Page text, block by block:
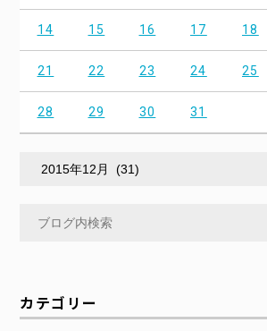
14 15 16 17 18
21 22 23 24 25
28 29 30 31
カテゴリー